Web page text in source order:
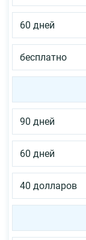
60 дней
бесплатно
90 дней
60 дней
40 долларов